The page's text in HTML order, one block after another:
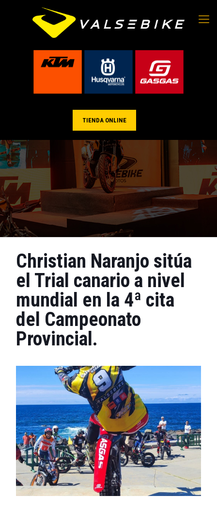
TIENDA ONLINE
Christian Naranjo sitúa
el Trial canario a nivel
mundial en la 4ª cita
del Campeonato
Provincial.